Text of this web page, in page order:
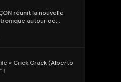
réunit la nouvelle
autour de
« Crick Crack (Alberto
!